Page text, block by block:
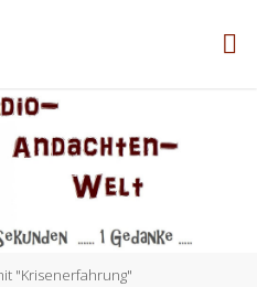
"Krisenerfahrung"